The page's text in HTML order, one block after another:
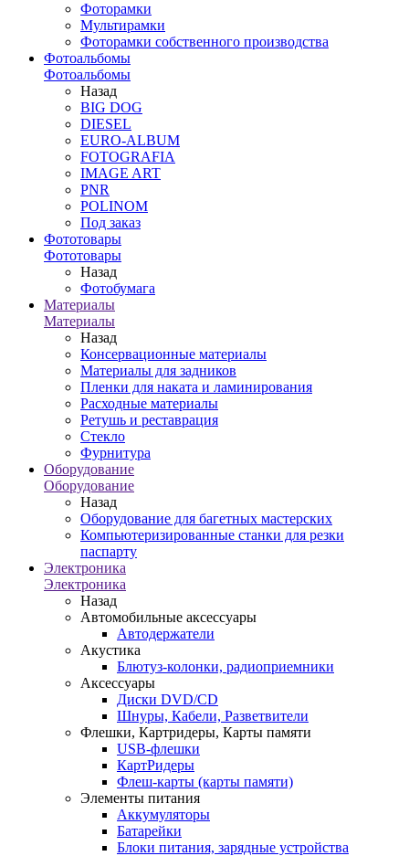
Фоторамки
Мультирамки
Фоторамки собственного производства
Фотоальбомы
Фотоальбомы
Назад
BIG DOG
DIESEL
EURO-ALBUM
FOTOGRAFIA
IMAGE ART
PNR
POLINOM
Под заказ
Фототовары
Фототовары
Назад
Фотобумага
Материалы
Материалы
Назад
Консервационные материалы
Материалы для задников
Пленки для наката и ламинирования
Расходные материалы
Ретушь и реставрация
Стекло
Фурнитура
Оборудование
Оборудование
Назад
Оборудование для багетных мастерских
Компьютеризированные станки для резки
паспарту
Электроника
Электроника
Назад
Автомобильные аксессуары
Автодержатели
Акустика
Блютуз-колонки, радиоприемники
Аксессуары
Диски DVD/CD
Шнуры, Кабели, Разветвители
Флешки, Картридеры, Карты памяти
USB-флешки
КартРидеры
Флеш-карты (карты памяти)
Элементы питания
Аккумуляторы
Батарейки
Блоки питания, зарядные устройства